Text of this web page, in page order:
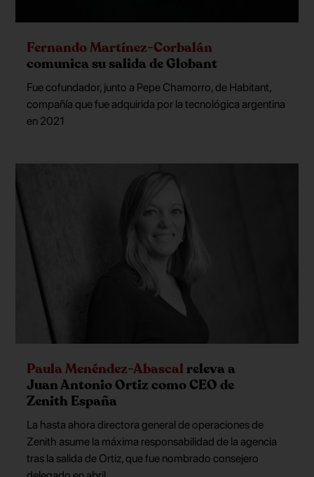
Fernando Martínez-Corbalán
comunica su salida de Globant
Fue cofundador, junto a Pepe Chamorro, de Habitant,
compañía que fue adquirida por la tecnológica argentina
en 2021
Paula Menéndez-Abascal releva a
Juan Antonio Ortiz como CEO de
Zenith España
La hasta ahora directora general de operaciones de
Zenith asume la máxima responsabilidad de la agencia
tras la salida de Ortiz, que fue nombrado consejero